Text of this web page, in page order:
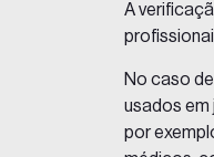
A
No caso
usados em
por